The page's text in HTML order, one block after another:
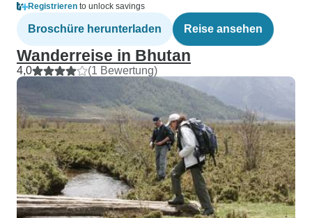
Registrieren to unlock savings
Broschüre herunterladen Reise ansehen
Wanderreise in Bhutan
4,0 (1 Bewertung)